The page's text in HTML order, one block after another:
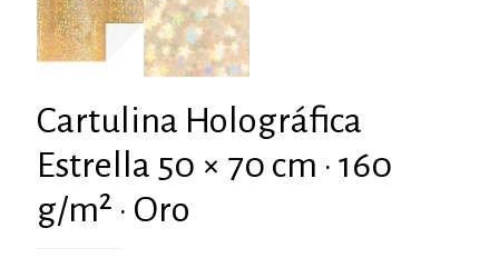
Cartulina Holográfica
Estrella 50 × 70 cm · 160
g/m² · Oro